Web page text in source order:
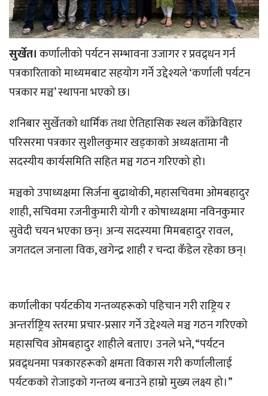
सुर्खेत।कर्णालीको पर्यटन सम्भावना उजागर र प्रवद्र्धन गर्न
पत्रकारिताको माध्यमबाट सहयोग गर्ने उद्देश्यले ‘कर्णाली पर्यटन
पत्रकार मञ्च’ स्थापना भएको छ।
शनिबार सुर्खेतको धार्मिक तथा ऐतिहासिक स्थल काँक्रेविहार
परिसरमा पत्रकार सुशीलकुमार खड्काको अध्यक्षतामा नौ
सदस्यीय कार्यसमिति सहित मञ्च गठन गरिएको हो।
मञ्चको उपाध्यक्षमा सिर्जना बुढाथोकी, महासचिवमा ओमबहादुर
शाही, सचिवमा रजनीकुमारी योगी र कोषाध्यक्षमा नविनकुमार
सुवेदी चयन भएका छन्। अन्य सदस्यमा मिमबहादुर रावल,
जगतदल जनाला विक, खगेन्द्र शाही र चन्दा कँडेल रहेका छन्।
कर्णालीका पर्यटकीय गन्तव्यहरूको पहिचान गरी राष्ट्रिय र
अन्तर्राष्ट्रिय स्तरमा प्रचार-प्रसार गर्ने उद्देश्यले मञ्च गठन गरिएको
महासचिव ओमबहादुर शाहीले बताए। उनले भने, “पर्यटन
प्रवद्र्धनमा पत्रकारहरूको क्षमता विकास गरी कर्णालीलाई
पर्यटकको रोजाइको गन्तव्य बनाउने हाम्रो मुख्य लक्ष्य हो।”